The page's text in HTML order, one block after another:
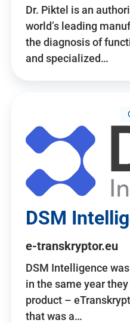
Dr. Piktel is an
world’s leading
the diagnosis of
and specialized…
DSM
e-transkryptor.eu
DSM Intelligence
in the same year
product –
that was a…